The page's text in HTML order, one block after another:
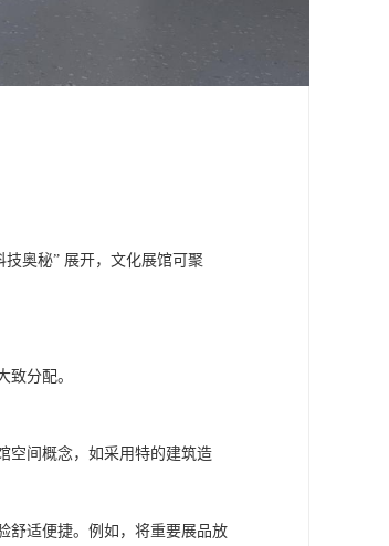
奥秘” 展开，文化展馆可聚
分配。
空间概念，如采用特的建筑造
舒适便捷。例如，将重要展品放